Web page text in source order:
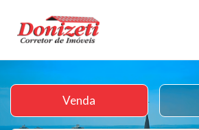
Venda